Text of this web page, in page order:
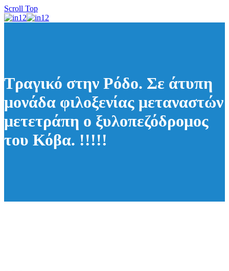
Scroll Top
Τραγικό στην Ρόδο. Σε άτυπη
μονάδα φιλοξενίας μεταναστών
μετετράπη ο ξυλοπεζόδρομος
του Κόβα. !!!!!